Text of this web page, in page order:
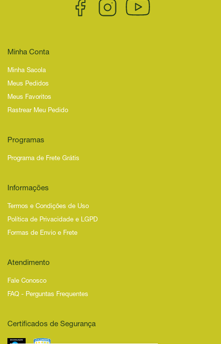
Minha Conta
Minha Sacola
Meus Pedidos
Meus Favoritos
Rastrear Meu Pedido
Programas
Programa de Frete Grátis
Informações
Termos e Condições de Uso
Política de Privacidade e LGPD
Formas de Envio e Frete
Atendimento
Fale Conosco
FAQ - Perguntas Frequentes
Certificados de Segurança